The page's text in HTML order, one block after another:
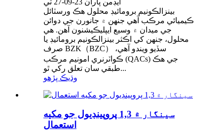
ايڊمن پاران 23-09-27 تي
بينزالڪونيم برومائيڊ محلول هڪ ورسٽائل
ڪيميائي مرڪب آهي جنهن ۾ جانورن جي دوائن
جي ميدان ۾ وسيع ايپليڪيشنون آهن. هي
محلول، جنهن کي اڪثر بينزالڪونيم برومائيڊ يا
صرف BZK（BZC） سڏيو ويندو آهي،
ڪواٽرنري امونيم مرڪب (QACs) جي هڪ
طبقي سان تعلق رکي ٿو...
وڌيڪ پڙهو
سينگار ۾ 1,3 پروپينڊيول جو مکيه
استعمال